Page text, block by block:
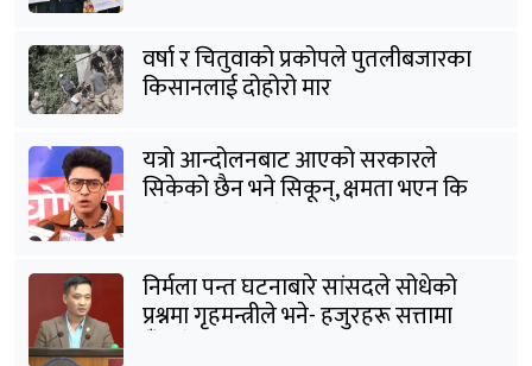
वर्षा र चितुवाको प्रकोपले पुतलीबजारका
किसानलाई दोहोरो मार
यत्रो आन्दोलनबाट आएको सरकारले
सिकेको छैन भने सिकून्, क्षमता भएन कि
विवेक भएन कि के भएन ?: मिराज ढुंगाना
निर्मला पन्त घटनाबारे सांसदले सोधेको
प्रश्नमा गृहमन्त्रीले भने- हजुरहरू सत्तामा
हुँदाखेरि किन नगर्नुभएको यो ?